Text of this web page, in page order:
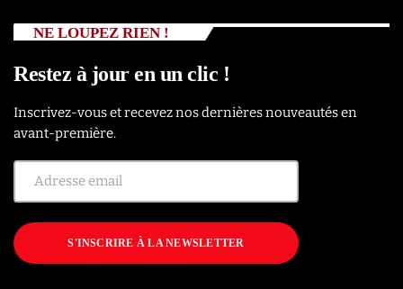
NE LOUPEZ RIEN !
Restez à jour en un clic !
Inscrivez-vous et recevez nos dernières nouveautés en
avant-première.
S'INSCRIRE À LA NEWSLETTER